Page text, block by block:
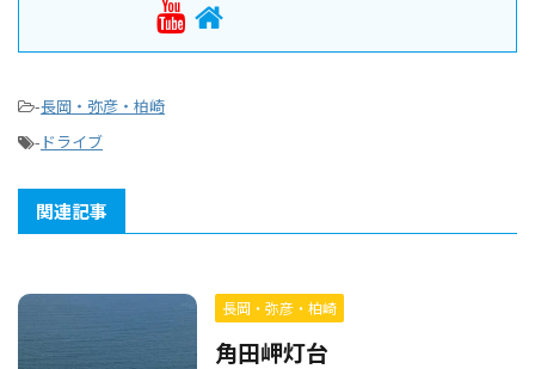
-長岡・弥彦・柏崎
- ドライブ
関連記事
長岡・弥彦・柏崎
角田岬灯台